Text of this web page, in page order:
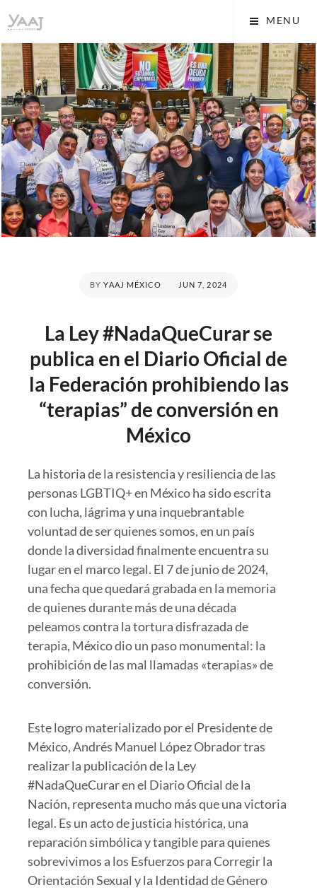
to
content
Yaaj: Transformando tu
vida A.C.
MENU
BYYAAJ MÉXICO
POSTED
JUN 7, 2024
La Ley #NadaQueCurar se
publica en el Diario Oficial de
la Federación prohibiendo las
“terapias” de conversión en
México
La historia de la resistencia y resiliencia de las
personas LGBTIQ+ en México ha sido escrita
con lucha, lágrima y una inquebrantable
voluntad de ser quienes somos, en un país
donde la diversidad finalmente encuentra su
lugar en el marco legal. El 7 de junio de 2024,
una fecha que quedará grabada en la memoria
de quienes durante más de una década
peleamos contra la tortura disfrazada de
terapia, México dio un paso monumental: la
prohibición de las mal llamadas «terapias» de
conversión.
Este logro materializado por el Presidente de
México, Andrés Manuel López Obrador tras
realizar la publicación de la Ley
#NadaQueCurar en el Diario Oficial de la
Nación, representa mucho más que una victoria
legal. Es un acto de justicia histórica, una
reparación simbólica y tangible para quienes
sobrevivimos a los Esfuerzos para Corregir la
Orientación Sexual y la Identidad de Género